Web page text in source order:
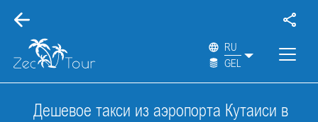
RU
GEL
Дешевое такси из аэропорта Кутаиси в